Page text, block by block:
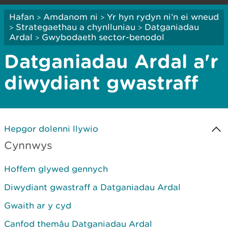
Hafan > Amdanom ni > Yr hyn rydyn ni’n ei wneud
> Strategaethau a chynlluniau > Datganiadau
Ardal > Gwybodaeth sector-benodol
Datganiadau Ardal a'r
diwydiant gwastraff
Hepgor dolenni llywio
Cynnwys
Hoffem glywed gennych
Diwydiant gwastraff a Datganiadau Ardal
Gwaith ar y cyd
Canfod themâu Datganiadau Ardal